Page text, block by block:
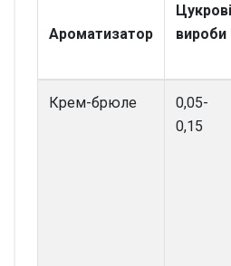
Ароматизатор
Цукрові
вироби
Крем-брюле
0,05-
0,15